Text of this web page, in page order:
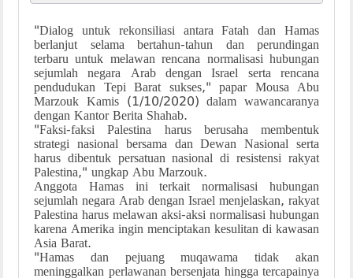
"Dialog untuk rekonsiliasi antara Fatah dan Hamas
berlanjut selama bertahun-tahun dan perundingan
terbaru untuk melawan rencana normalisasi hubungan
sejumlah negara Arab dengan Israel serta rencana
pendudukan Tepi Barat sukses," papar Mousa Abu
Marzouk Kamis (1/10/2020) dalam wawancaranya
dengan Kantor Berita Shahab.
"Faksi-faksi Palestina harus berusaha membentuk
strategi nasional bersama dan Dewan Nasional serta
harus dibentuk persatuan nasional di resistensi rakyat
Palestina," ungkap Abu Marzouk.
Anggota Hamas ini terkait normalisasi hubungan
sejumlah negara Arab dengan Israel menjelaskan, rakyat
Palestina harus melawan aksi-aksi normalisasi hubungan
karena Amerika ingin menciptakan kesulitan di kawasan
Asia Barat.
"Hamas dan pejuang muqawama tidak akan
meninggalkan perlawanan bersenjata hingga tercapainya